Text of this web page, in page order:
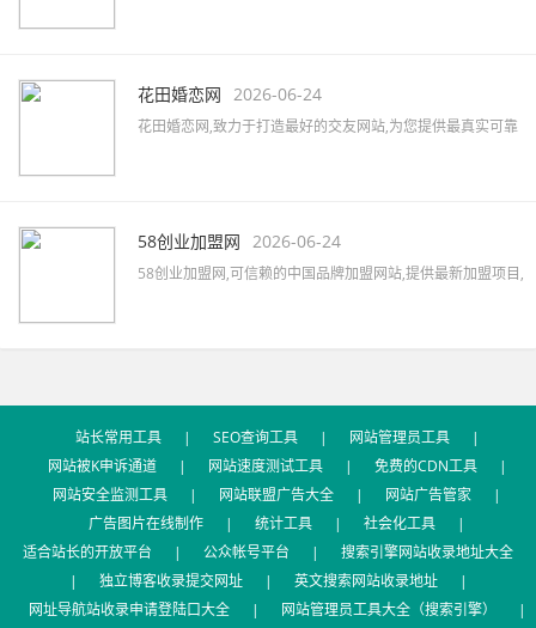
资源,助力企业快速提升品牌知名度。
花田婚恋网 2026-06-24
花田婚恋网,致力于打造最好的交友网站,为您提供最真实可靠
58创业加盟网 2026-06-24
58创业加盟网,可信赖的中国品牌加盟网站,提供最新加盟项目,
站长常用工具 | SEO查询工具 | 网站管理员工具
|
网站被K申诉通道
| 网站速度测试工具 | 免费的CDN工具
|
网站安全监测工具
| 网站联盟广告大全 | 网站广告管家
|
广告图片在线制作
| 统计工具 | 社会化工具
|
适合站长的开放平台
| 公众帐号平台 |
搜索引擎网站收录地址大全
|
独立博客收录提交网址 | 英文搜索网站收录地址
|
网址导航站收录申请登陆口大全
| 网站管理员工具大全（搜索引擎）
|